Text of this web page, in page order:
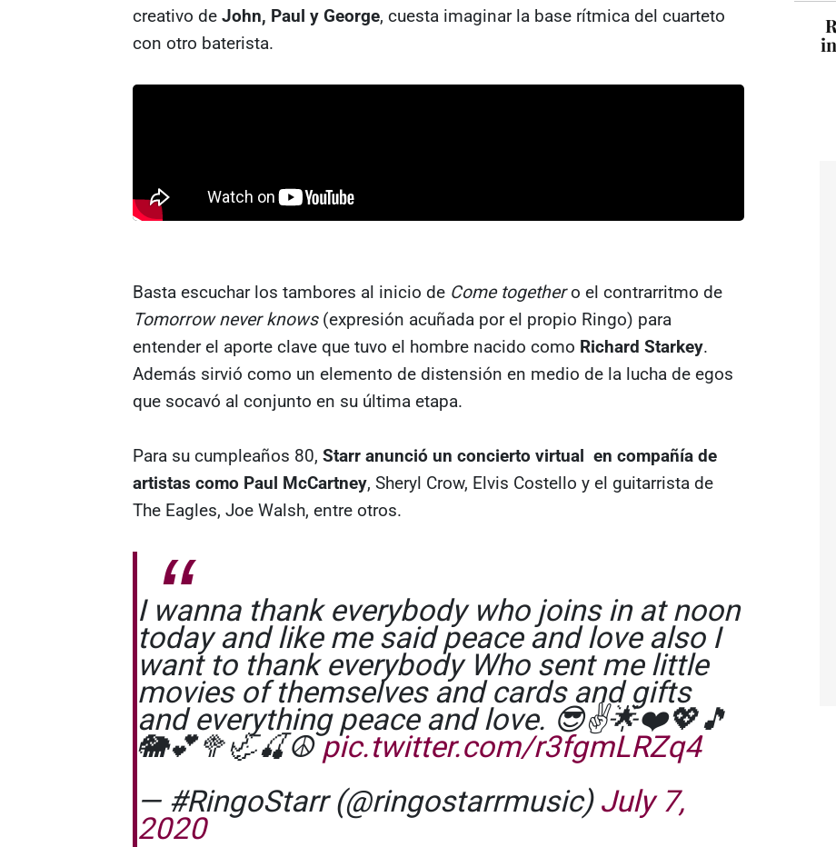
creativo de John, Paul y George, cuesta imaginar la base rítmica del cuarteto
con otro baterista.
Basta escuchar los tambores al inicio de Come togethero el contrarritmo de
Tomorrow never knows(expresión acuñada por el propio Ringo) para
entender el aporte clave que tuvo el hombre nacido como Richard Starkey.
Además sirvió como un elemento de distensión en medio de la lucha de egos
que socavó al conjunto en su última etapa.
Para su cumpleaños 80, Starr anunció un concierto virtual en compañía de
artistas como Paul McCartney, Sheryl Crow, Elvis Costello y el guitarrista de
The Eagles, Joe Walsh, entre otros.
I wanna thank everybody who joins in at noon
today and like me said peace and love also I
want to thank everybody Who sent me little
movies of themselves and cards and gifts
and everything peace and love. 😎✌️🌟❤️💖🎵
🐘💕🥦🦏🍒☮️pic.twitter.com/r3fgmLRZq4
— #RingoStarr (@ringostarrmusic) July 7,
2020